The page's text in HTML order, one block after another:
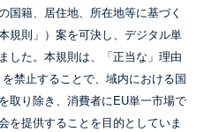
国籍、居住地、所在地等に基づく
規則」）案を可決し、デジタル単
した。本規則は、「正当な」理由
禁止することで、域内における国
取り除き、消費者にEU単一市場で
を提供することを目的としていま